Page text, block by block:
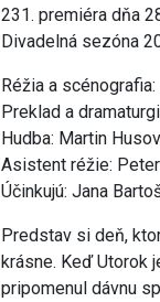
231. premiéra dňa
Divadelná sezóna
Réžia a
Preklad a
Hudba: Martin
Asistent réžie:
Účinkujú: Jana
Predstav si deň,
krásne. Keď Utorok
pripomenul dávnu